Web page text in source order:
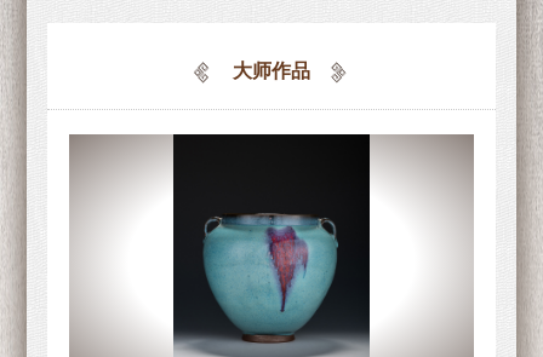
大师作品